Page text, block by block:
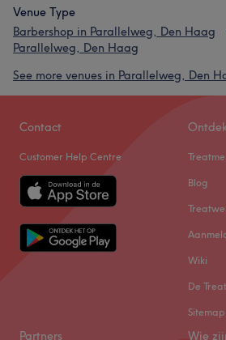
Venue Type
Barbershop in Parallelweg, Den Haag
Parallelweg, Den Haag
See more venues in Parallelweg, Den
Contact
Customer Help Centre
Blog
Wiki
De
Sitemap
Partners Wie